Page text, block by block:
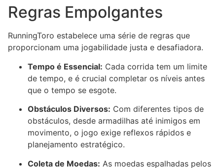
Regras Empolgantes
RunningToro estabelece uma série de regras que
proporcionam uma jogabilidade justa e desafiadora.
Tempo é Essencial: Cada corrida tem um limite
de tempo, e é crucial completar os níveis antes
que o tempo se esgote.
Obstáculos Diversos: Com diferentes tipos de
obstáculos, desde armadilhas até inimigos em
movimento, o jogo exige reflexos rápidos e
planejamento estratégico.
Coleta de Moedas: As moedas espalhadas pelos